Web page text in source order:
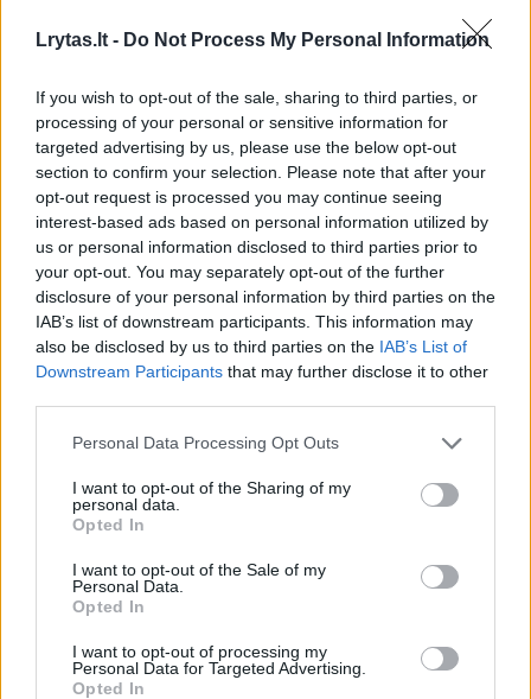
Lrytas.lt - Do Not Process My Personal Information
If you wish to opt-out of the sale, sharing to third parties, or
processing of your personal or sensitive information for
targeted advertising by us, please use the below opt-out
section to confirm your selection. Please note that after your
opt-out request is processed you may continue seeing
interest-based ads based on personal information utilized by
us or personal information disclosed to third parties prior to
your opt-out. You may separately opt-out of the further
disclosure of your personal information by third parties on the
IAB’s list of downstream participants. This information may
also be disclosed by us to third parties on the IAB’s List of
Downstream Participants that may further disclose it to other
Personal Data Processing Opt Outs
I want to opt-out of the Sharing of my
personal data.
Opted In
I want to opt-out of the Sale of my
Personal Data.
Opted In
I want to opt-out of processing my
Personal Data for Targeted Advertising.
Opted In
draugiškas rungtynes.
Iš viso šiame turnyre yra dalyvavę 35 vėliau į
NBA visų žvaigždžių rungtynes patekę
krepšininkai. Tarp jų buvo ir penki būsimieji
NBA naudingiausio sezono krepšininko titulą
iškovoję žaidėjai: Kevinas Garnettas, Dirkas
Nowitzki, Derrickas Rose‘as, Kevinas Durantas
ir Nikola Jokičius.
Komentuoti po šiuo straipsniu
Komentuoti gali tik Lrytas registruoti vartotojai.
bendruomenės ir bendraukite komentaruose!